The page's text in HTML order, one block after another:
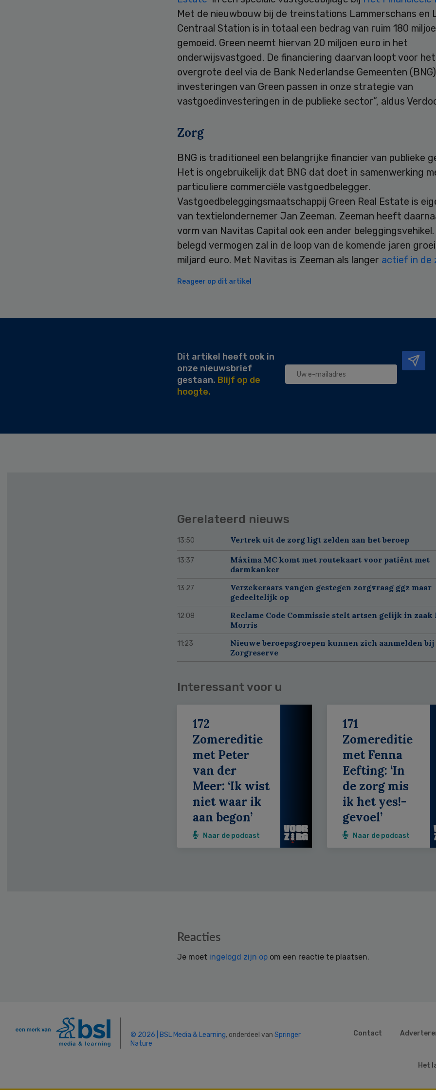
Met de nieuwbouw bij de treinstations Lammerschans en
Centraal Station is in totaal een bedrag van ruim 180
gemoeid. Green neemt hiervan 20 miljoen euro in het
onderwijsvastgoed. De financiering daarvan loopt voor het
overgrote deel via de Bank Nederlandse Gemeenten
investeringen van Green passen in onze strategie van
vastgoedinvesteringen in de publieke sector”, aldus
Zorg
BNG is traditioneel een belangrijke financier van publieke
Het is ongebruikelijk dat BNG dat doet in samenwerking
particuliere commerciële vastgoedbelegger.
Vastgoedbeleggingsmaatschappij Green Real Estate is
van textielondernemer Jan Zeeman. Zeeman heeft
vorm van Navitas Capital ook een ander
belegd vermogen zal in de loop van de komende jaren
miljard euro. Met Navitas is Zeeman als langer actief in de
Reageer op dit artikel
Dit artikel heeft ook in
onze nieuwsbrief
gestaan. Blijf op de
hoogte.
Gerelateerd nieuws
13:50 Vertrek uit de zorg ligt zelden aan het beroep
13:37
Máxima MC komt met routekaart voor patiënt met
darmkanker
13:27
Verzekeraars vangen gestegen zorgvraag ggz maar
gedeeltelijk op
12:08
Reclame Code Commissie stelt artsen gelijk in
Morris
11:23
Nieuwe beroepsgroepen kunnen zich aanmelden
Zorgreserve
Interessant voor u
172
Zomereditie
met Peter
van der
Meer: ‘Ik wist
niet waar ik
aan begon’
Naar de podcast
171
Zomereditie
met Fenna
Eefting: ‘In
de zorg mis
ik het yes!-
gevoel’
Naar de podcast
Reacties
Je moet ingelogd zijn op om een reactie te plaatsen.
© 2026 | BSL Media & Learning, onderdeel van Springer
Nature
Contact
Het